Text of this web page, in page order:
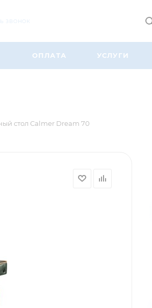
ЗВОНОК
ОПЛАТА УСЛУГИ
стол Calmer Dream 70